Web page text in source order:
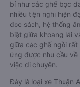
bí như các ghế bọc
nhiều tiện nghi hiện
đọc sách, hệ thống
biệt giữa khoang lái
giữa các ghế ngồi rất
ứng được nhu cầu về
việc di chuyển.
Đây là loại xe Thuận